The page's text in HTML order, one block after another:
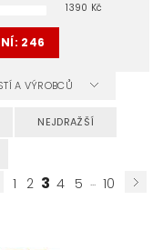
1390 Kč
246
A VÝROBCŮ
NEJDRAŽŠÍ
1 2 3 4 5 ... 10